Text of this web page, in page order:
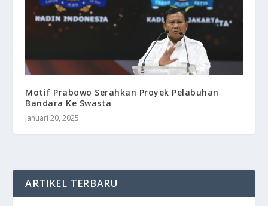
Motif Prabowo Serahkan Proyek Pelabuhan
Bandara Ke Swasta
Januari 20, 2025
ARTIKEL TERBARU